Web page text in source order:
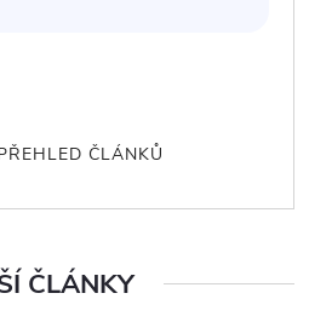
ČLÁNKŮ
ČLÁNKY